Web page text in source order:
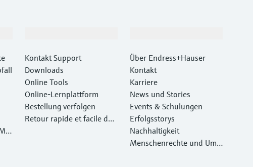
Kontakt Support
Downloads
Online Tools
Online-Lernplattform
Bestellung verfolgen
Retour rapide et facile des
Über Endress+Hauser
Kontakt
Karriere
News und Stories
Events & Schulungen
Erfolgsstorys
Nachhaltigkeit
Menschenrechte und Umw